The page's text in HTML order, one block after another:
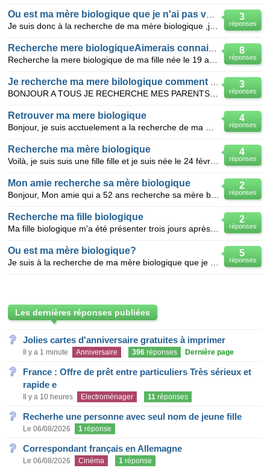
3
réponses
8
réponses
3
réponses
4
réponses
Retrouver ma mere biologique
4
réponses
Recherche ma mère biologique
2
réponses
Mon amie recherche sa mère biologique
2
réponses
Recherche ma fille biologique
5
réponses
Ou est ma mère biologique?
Les dernières réponses publiées
Jolies cartes d'anniversaire gratuites à imprimer
Il y a 1 minute Anniversaire 396 réponses Dernière page
France : Offre de prêt entre particuliers Très sérieux et
rapide e
Il y a 10 heures Electroménager 11 réponses
Recherhe une personne avec seul nom de jeune fille
Le 06/08/2026 1 réponse
Correspondant français en Allemagne
Le 06/08/2026 Cinéma 1 réponse